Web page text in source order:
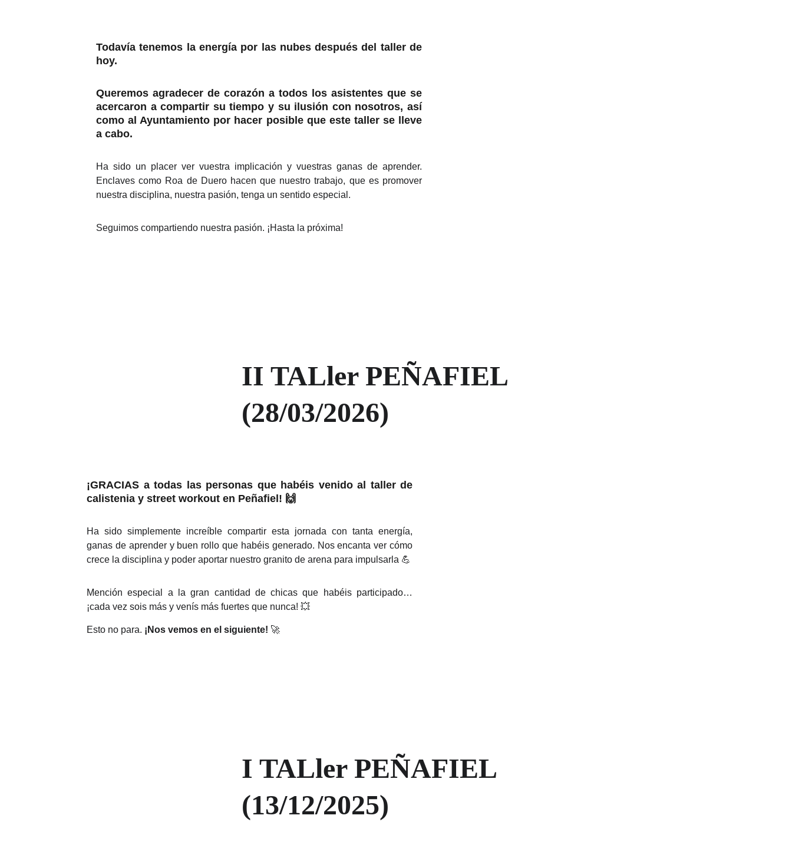
Todavía tenemos la energía por las nubes después del taller de
hoy.
Queremos agradecer de corazón a todos los asistentes que se
acercaron a compartir su tiempo y su ilusión con nosotros, así
como al Ayuntamiento por hacer posible que este taller se lleve
a cabo.
Ha sido un placer ver vuestra implicación y vuestras ganas de aprender.
Enclaves como Roa de Duero hacen que nuestro trabajo, que es promover
nuestra disciplina, nuestra pasión, tenga un sentido especial.
Seguimos compartiendo nuestra pasión. ¡Hasta la próxima!
II TALler PEÑAFIEL
(28/03/2026)
¡GRACIAS a todas las personas que habéis venido al taller de
calistenia y street workout en Peñafiel! 🙌
Ha sido simplemente increíble compartir esta jornada con tanta energía,
ganas de aprender y buen rollo que habéis generado. Nos encanta ver cómo
crece la disciplina y poder aportar nuestro granito de arena para impulsarla 💪
Mención especial a la gran cantidad de chicas que habéis participado…
¡cada vez sois más y venís más fuertes que nunca! 💥
Esto no para. ¡Nos vemos en el siguiente! 🚀
I TALler PEÑAFIEL
(13/12/2025)